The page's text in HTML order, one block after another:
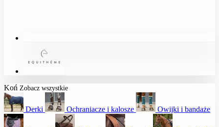
Koń Zobacz wszystkie
Derki Ochraniacze i kalosze Owijki i bandaże